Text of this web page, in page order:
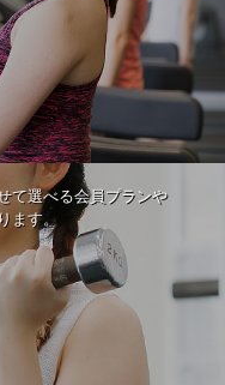
て選べる会員プランや
ます。